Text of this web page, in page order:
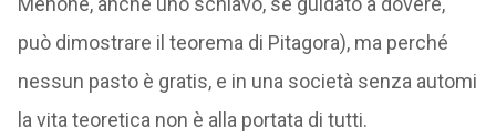
può dimostrare il teorema di Pitagora), ma perché
nessun pasto è gratis, e in una società senza automi
la vita teoretica non è alla portata di tutti.